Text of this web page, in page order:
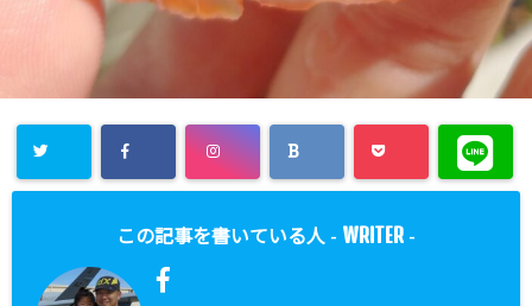
この記事を書いている人 - WRITER -